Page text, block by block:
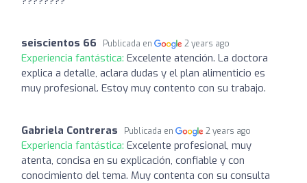
seiscientos 66 Publicada en 2 years ago
Experiencia fantástica: Excelente atención. La doctora
explica a detalle, aclara dudas y el plan alimenticio es
muy profesional. Estoy muy contento con su trabajo.
Gabriela Contreras Publicada en 2 years ago
Experiencia fantástica: Excelente profesional, muy
atenta, concisa en su explicación, confiable y con
conocimiento del tema. Muy contenta con su consulta